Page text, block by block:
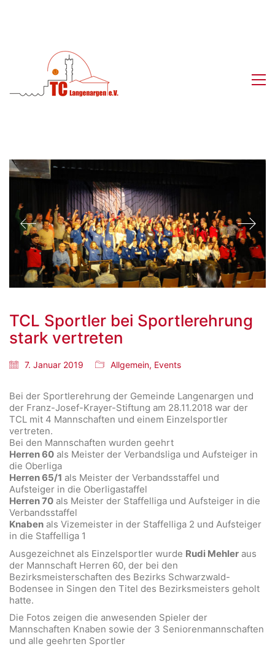
TCL Sportler bei Sportlerehrung
stark vertreten
7. Januar 2019 Allgemein, Events
Bei der Sportlerehrung der Gemeinde Langenargen und
der Franz-Josef-Krayer-Stiftung am 28.11.2018 war der
TCL mit 4 Mannschaften und einem Einzelsportler
vertreten.
Bei den Mannschaften wurden geehrt
Herren 60 als Meister der Verbandsliga und Aufsteiger in
die Oberliga
Herren 65/1 als Meister der Verbandsstaffel und
Aufsteiger in die Oberligastaffel
Herren 70 als Meister der Staffelliga und Aufsteiger in die
Verbandsstaffel
Knaben als Vizemeister in der Staffelliga 2 und Aufsteiger
in die Staffelliga 1
Ausgezeichnet als Einzelsportler wurde Rudi Mehler aus
der Mannschaft Herren 60, der bei den
Bezirksmeisterschaften des Bezirks Schwarzwald-
Bodensee in Singen den Titel des Bezirksmeisters geholt
hatte.
Die Fotos zeigen die anwesenden Spieler der
Mannschaften Knaben sowie der 3 Seniorenmannschaften
und alle geehrten Sportler